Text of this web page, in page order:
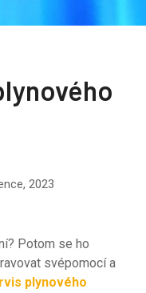
2023
Potom se ho
svépomocí a
plynového